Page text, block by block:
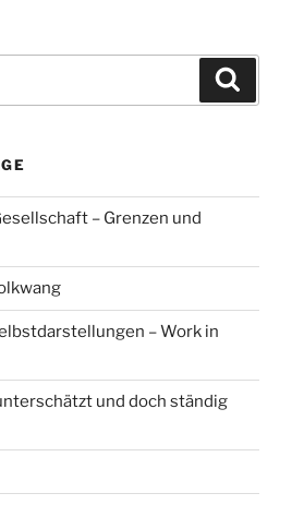
– Grenzen und
– Work in
und doch ständig